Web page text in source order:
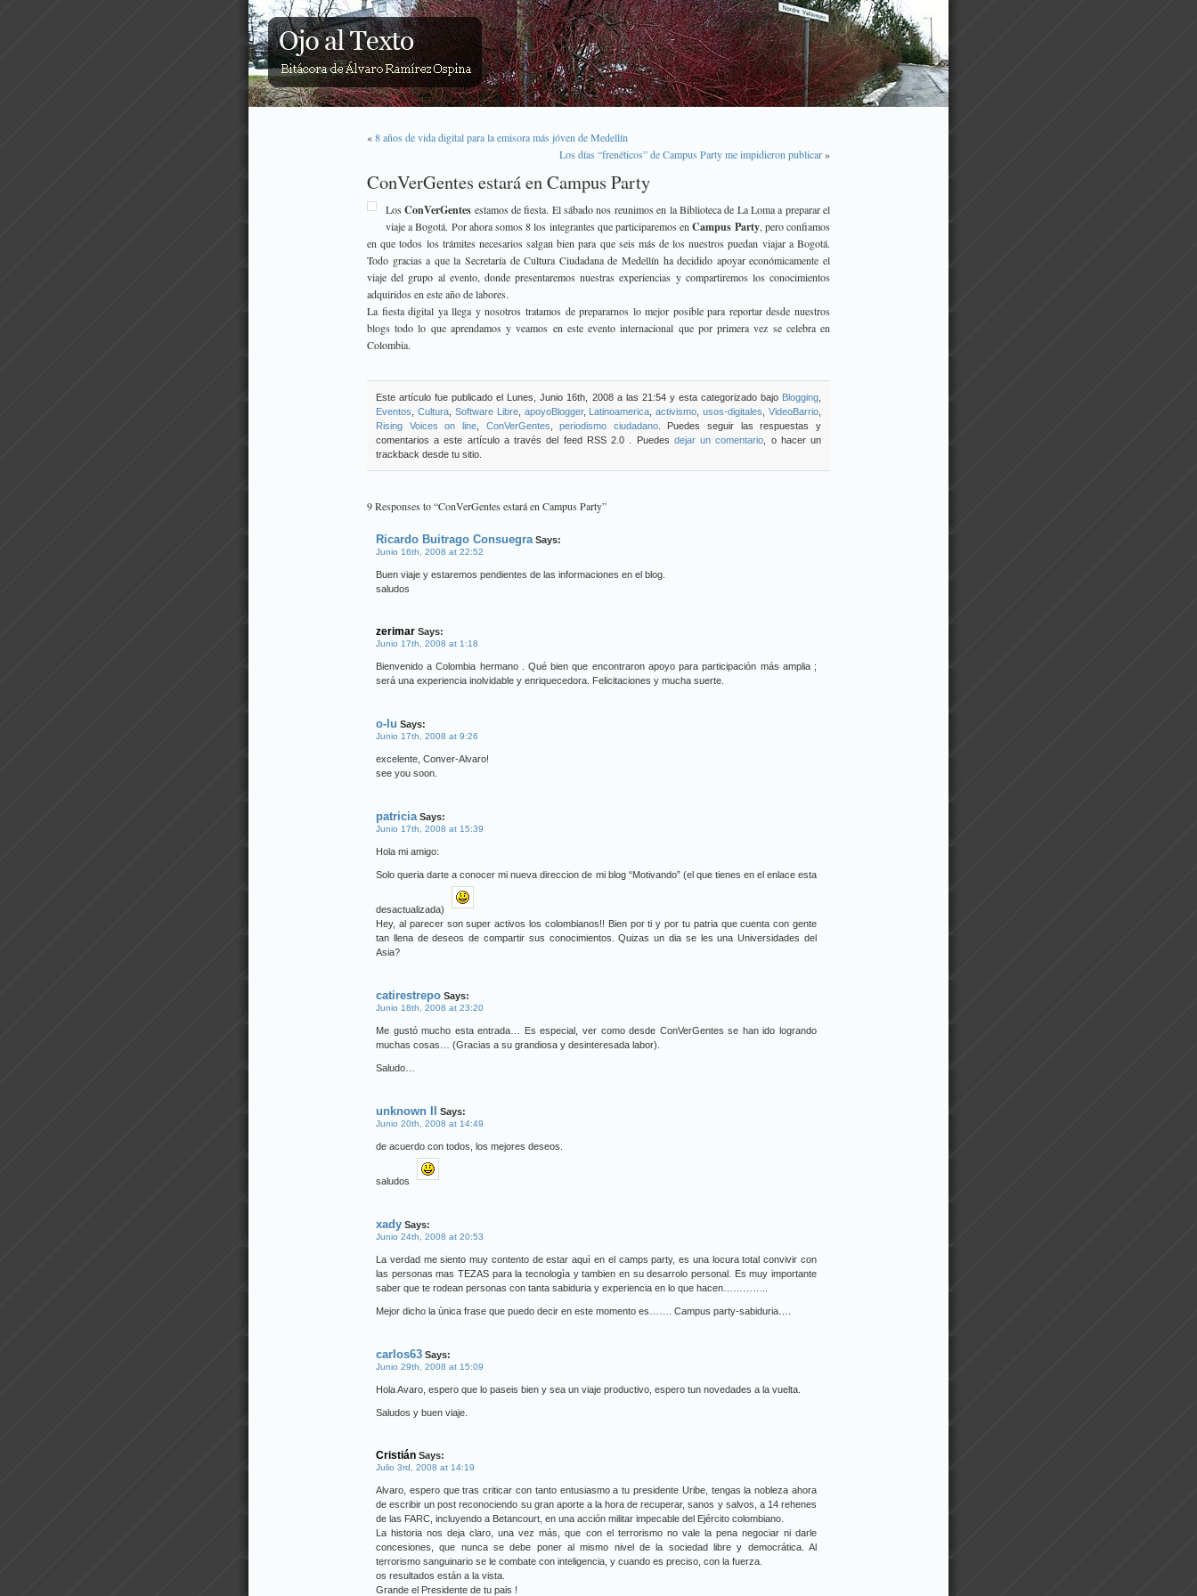
«8 años de vida digital para la emisora más jóven de Medellín
Los días “frenéticos” de Campus Party me impidieron publicar»
ConVerGentes estará en Campus Party
LosConVerGentes estamos de fiesta. El sábado nos reunimos en la Biblioteca de La Loma a preparar el
viaje a Bogotá. Por ahora somos 8 los integrantes que participaremos enCampus Party, pero confiamos
en que todos los trámites necesarios salgan bien para que seis más de los nuestros puedan viajar a Bogotá.
Todo gracias a que la Secretaría de Cultura Ciudadana de Medellín ha decidido apoyar económicamente el
viaje del grupo al evento, donde presentaremos nuestras experiencias y compartiremos los conocimientos
adquiridos en este año de labores.
La fiesta digital ya llega y nosotros tratamos de prepararnos lo mejor posible para reportar desde nuestros
blogs todo lo que aprendamos y veamos en este evento internacional que por primera vez se celebra en
Colombia.
Este artículo fue publicado el Lunes, Junio 16th, 2008 a las 21:54 y esta categorizado bajo Blogging
Eventos
Cultura, Software Libre, apoyoBlogger, Latinoamerica ,activismo ,usos-digitales VideoBarrio
Rising Voices on line, ConVerGentes ,periodismo ciudadano. Puedes seguir las respuestas y
comentarios a este artículo a través del feed RSS 2.0 . Puedes dejar un comentario , o hacer un
trackback desde tu sitio.
9 Responses to “ConVerGentes estará en Campus Party”
Ricardo Buitrago Consuegra Says:
Junio 16th, 2008 at 22:52
Buen viaje y estaremos pendientes de las informaciones en el blog.
saludos
zerimar Says:
Junio 17th, 2008 at 1:18
Bienvenido a Colombia hermano . Qué bien que encontraron apoyo para participación más amplia ;
será una experiencia inolvidable y enriquecedora. Felicitaciones y mucha suerte.
o-lu Says:
Junio 17th, 2008 at 9:26
excelente, Conver-Alvaro!
see you soon.
patricia Says:
Junio 17th, 2008 at 15:39
Hola mi amigo:
Solo queria darte a conocer mi nueva direccion de mi blog “Motivando” (el que tienes en el enlace esta
desactualizada)
Hey, al parecer son super activos los colombianos!! Bien por ti y por tu patria que cuenta con gente
tan llena de deseos de compartir sus conocimientos. Quizas un dia se les una Universidades del
Asia?
catirestrepo Says:
Junio 18th, 2008 at 23:20
Me gustó mucho esta entrada… Es especial, ver como desde ConVerGentes se han ido logrando
muchas cosas… (Gracias a su grandiosa y desinteresada labor).
Saludo…
unknown II Says:
Junio 20th, 2008 at 14:49
de acuerdo con todos, los mejores deseos.
saludos
xady Says:
Junio 24th, 2008 at 20:53
La verdad me siento muy contento de estar aquì en el camps party, es una locura total convivir con
las personas mas TEZAS para la tecnologìa y tambien en su desarrolo personal. Es muy importante
saber que te rodean personas con tanta sabiduria y experiencia en lo que hacen…………..
Mejor dicho la ùnica frase que puedo decir en este momento es……. Campus party-sabiduria….
carlos63 Says:
Junio 29th, 2008 at 15:09
Hola Avaro, espero que lo paseis bien y sea un viaje productivo, espero tun novedades a la vuelta.
Saludos y buen viaje.
Cristián Says:
Julio 3rd, 2008 at 14:19
Alvaro, espero que tras criticar con tanto entusiasmo a tu presidente Uribe, tengas la nobleza ahora
de escribir un post reconociendo su gran aporte a la hora de recuperar, sanos y salvos, a 14 rehenes
de las FARC, incluyendo a Betancourt, en una acción militar impecable del Ejército colombiano.
La historia nos deja claro, una vez más, que con el terrorismo no vale la pena negociar ni darle
concesiones, que nunca se debe poner al mismo nivel de la sociedad libre y democrática. Al
terrorismo sanguinario se le combate con inteligencia, y cuando es preciso, con la fuerza.
os resultados están a la vista.
Grande el Presidente de tu pais !